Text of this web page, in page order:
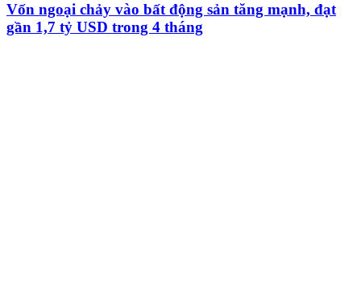
Vốn ngoại chảy vào bất động sản tăng mạnh, đạt
gần 1,7 tỷ USD trong 4 tháng